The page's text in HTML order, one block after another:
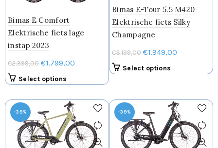
worden
op
de
productpagina
Bimas E Comfort
Elektrische fiets lage
instap 2023
€2.399,00 Oorspronkelijke
prijs
was:
€2.399,00.
€1.799,00
is:
€1.799,00.
Select options
heeft
meerdere
variaties.
Deze
optie
Bimas E-Tour 5.5 M420
Elektrische fiets Silky
Champagne
€3.199,00 Oorspronkelijke
prijs
was:
€1.949,00
is:
Select options
meerdere
variaties.
Deze
optie
kan
-39% -39%